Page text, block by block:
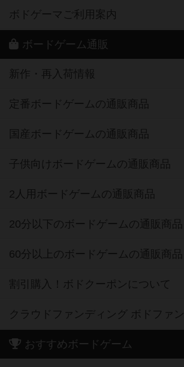
ボドゲーマご利用案内
ボードゲーム通販
新作・再入荷情報
定番ボードゲームの通販商品
国産ボードゲームの通販商品
子供向けボードゲームの通販商品
2人用ボードゲームの通販商品
20分以下のボードゲームの通販商品
60分以上のボードゲームの通販商品
割引購入！ボドクーポンについて
クラウドファンディング ボドファン
おすすめボードゲーム